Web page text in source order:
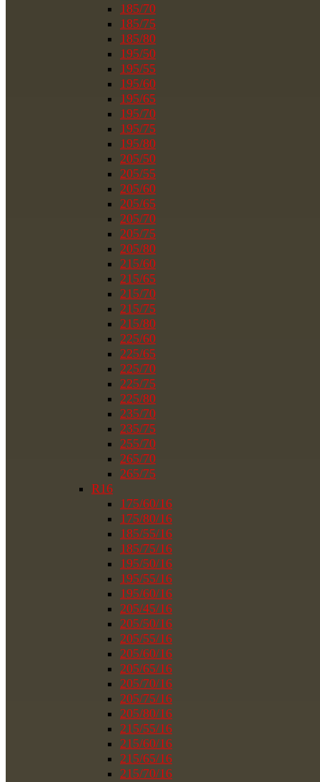
185/70
185/75
185/80
195/50
195/55
195/60
195/65
195/70
195/75
195/80
205/50
205/55
205/60
205/65
205/70
205/75
205/80
215/60
215/65
215/70
215/75
215/80
225/60
225/65
225/70
225/75
225/80
235/70
235/75
255/70
265/70
265/75
R16
175/60/16
175/80/16
185/55/16
185/75/16
195/50/16
195/55/16
195/60/16
205/45/16
205/50/16
205/55/16
205/60/16
205/65/16
205/70/16
205/75/16
205/80/16
215/55/16
215/60/16
215/65/16
215/70/16